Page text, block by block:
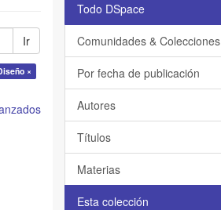
Ir
×
Todo DSpace
Comunidades & Colecciones
Por fecha de publicación
Autores
Títulos
Materias
Esta colección